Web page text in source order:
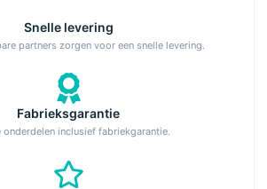
Snelle levering
partners zorgen voor een snelle levering.
Fabrieksgarantie
onderdelen inclusief fabriekgarantie.